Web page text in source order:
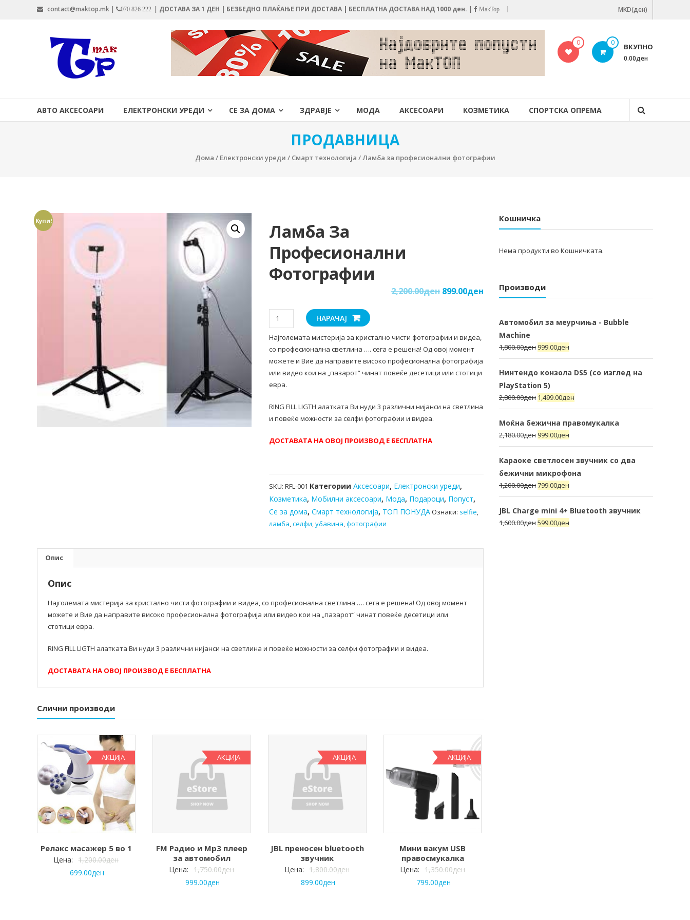
contact@maktop.mk | 070 826 222 | ДОСТАВА ЗА 1 ДЕН | БЕЗБЕДНО ПЛАЌАЊЕ ПРИ ДОСТАВА | БЕСПЛАТНА ДОСТАВА НАД 1000 ден. | MakTop MKD(ден)
MAKTOP.MK 0 0 ВКУПНО
0.00ден
АВТО АКСЕСОАРИ ЕЛЕКТРОНСКИ УРЕДИ СЕ ЗА ДОМА ЗДРАВЈЕ МОДА АКСЕСОАРИ КОЗМЕТИКА СПОРТСКА ОПРЕМА
ПРОДАВНИЦА
Дома / Електронски уреди / Смарт технологија / Ламба за професионални фотографии
Купи!
Ламба За
Професионални
Фотографии
2,200.00ден 899.00ден
Ламба
за
професионални
фотографии
количина
НАРАЧАЈ
Најголемата мистерија за кристално чисти фотографии и видеа,
со професионална светлина …. сега е решена! Од овој момент
можете и Вие да направите високо професионална фотографија
или видео кои на „пазарот“ чинат повеќе десетици или стотици
евра.
RING FILL LIGTH алатката Ви нуди 3 различни нијанси на светлина
и повеќе можности за селфи фотографии и видеа.
ДОСТАВАТА НА ОВОЈ ПРОИЗВОД Е БЕСПЛАТНА
SKU:RFL-001 КатегорииАксесоари, Електронски уреди,
Козметика, Мобилни аксесоари, Мода, Подароци, Попуст,
Се за дома,Смарт технологија, ТОП ПОНУДАОзнаки: selfie,
ламба,селфи,убавина,фотографии
Опис
Опис
Најголемата мистерија за кристално чисти фотографии и видеа, со професионална светлина …. сега е решена! Од овој момент
можете и Вие да направите високо професионална фотографија или видео кои на „пазарот“ чинат повеќе десетици или
стотици евра.
RING FILL LIGTH алатката Ви нуди 3 различни нијанси на светлина и повеќе можности за селфи фотографии и видеа.
ДОСТАВАТА НА ОВОЈ ПРОИЗВОД Е БЕСПЛАТНА
Слични производи
АКЦИЈА
Релакс масажер 5 во 1
Цена: 1,200.00ден
699.00ден
АКЦИЈА
FM Радио и Mp3 плеер
за автомобил
Цена: 1,750.00ден
999.00ден
АКЦИЈА
JBL преносен bluetooth
звучник
Цена: 1,800.00ден
899.00ден
АКЦИЈА
Мини вакум USB
правосмукалка
Цена: 1,350.00ден
799.00ден
Кошничка
Нема продукти во Кошничката.
Производи
Автомобил за меурчиња - Bubble
Machine
1,800.00ден 999.00ден
Нинтендо конзола DS5 (со изглед на
PlayStation 5)
2,800.00ден 1,499.00ден
Моќна бежична правомукалка
2,180.00ден 999.00ден
Караоке светлосен звучник со два
бежични микрофона
1,200.00ден799.00ден
JBL Charge mini 4+ Bluetooth звучник
1,600.00ден599.00ден